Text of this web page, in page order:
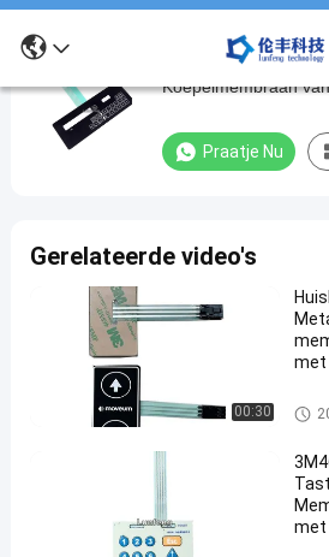
De
Schakelaar
van
van
Autotypef150
Metaal,
Toetsenbord
HUISDIEREN
De Schakelaar van
Koepelmembraan
het Tastbare
Praatje Nu
Gerelateerde video's
00:30
met
Het
de
met